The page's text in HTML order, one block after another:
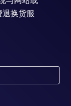
换货服